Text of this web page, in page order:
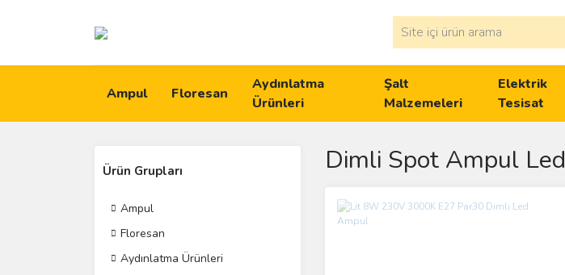
Ampul Floresan
Aydınlatma
Ürünleri
Şalt
Malzemeleri
Elektrik
Tesisat
Ürün Grupları
Ampul
Floresan
Aydınlatma Ürünleri
Dimli Spot Ampul Led